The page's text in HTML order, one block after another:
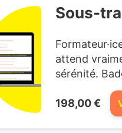
Sous-
attend
sérénité.
198,00 €